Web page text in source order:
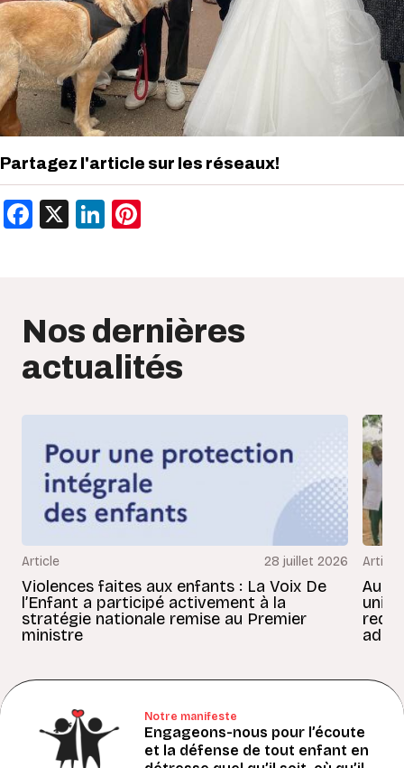
Partagez l'article sur les réseaux!
Facebook
X LinkedIn
Nos dernières
actualités
Article 28 juillet 2026
Violences faites aux enfants : La Voix De
l’Enfant a participé activement à la
stratégie nationale remise au Premier
ministre
Article
Au
Notre manifeste
Engageons-nous pour l’écoute
et la défense de tout enfant en